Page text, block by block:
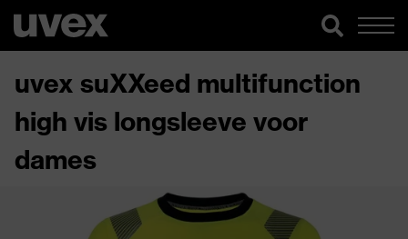
uvex suXXeed multifunction
high vis longsleeve voor
dames